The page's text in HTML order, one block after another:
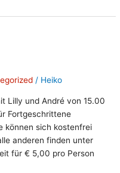
/ Heiko
Lilly und André von 15.00
Fortgeschrittene
können sich kostenfrei
anderen finden unter
für € 5,00 pro Person